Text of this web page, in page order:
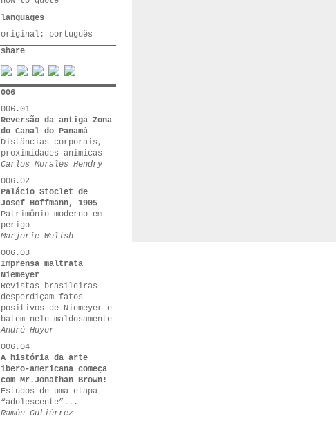
languages
original: português
share
006
006.01
Reversão da antiga Zona
do Canal do Panamá
Distâncias corporais,
proximidades anímicas
Carlos Morales Hendry
006.02
Palácio Stoclet de
Josef Hoffmann, 1905
Patrimônio moderno em
perigo
Marjorie Welish
006.03
Imprensa maltrata
Niemeyer
Revistas brasileiras
desperdiçam fatos
positivos de Niemeyer e
batem nele maldosamente
André Huyer
006.04
A história da arte
ibero-americana começa
com Mr.Jonathan Brown!
Estudos de uma etapa
“adolescente”...
Ramón Gutiérrez